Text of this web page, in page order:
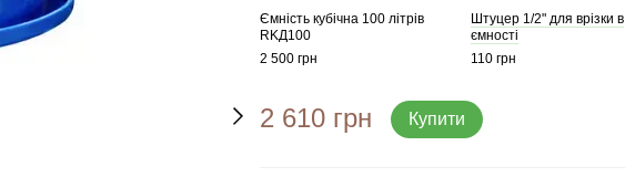
Ємність кубічна 100 літрів
RKД100
2 500 грн
Штуцер 1/2" для врізки в
ємності
110 грн
2 610 грн Купити